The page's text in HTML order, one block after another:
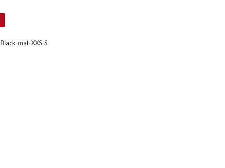
Black-mat-XXS-S